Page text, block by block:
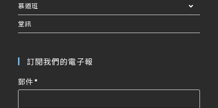
慕道班
堂訊
訂閱我們的電子報
郵件*